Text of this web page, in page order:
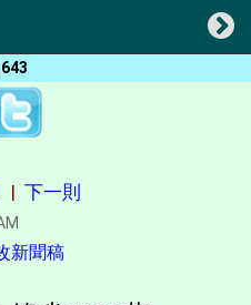
| 下一則
新聞稿